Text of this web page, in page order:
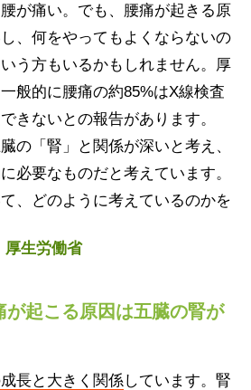
が痛い。でも、腰痛が起きる原
、何をやってもよくならないの
う方もいるかもしれません。厚
般的に腰痛の約85%はX線検査
きないとの報告があります。
の「腎」と関係が深いと考え、
必要なものだと考えています。
、どのように考えているのかを
厚生労働省
が起こる原因は五臓の腎が
長と大きく関係しています。腎